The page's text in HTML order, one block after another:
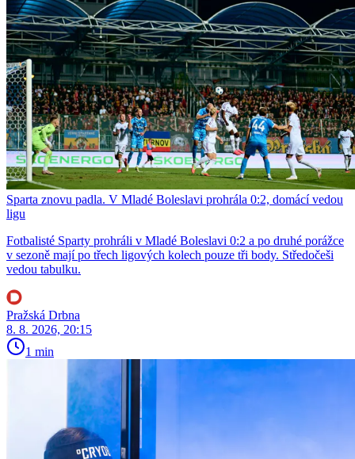
Sparta znovu padla. V Mladé Boleslavi prohrála 0:2, domácí vedou
ligu
Fotbalisté Sparty prohráli v Mladé Boleslavi 0:2 a po druhé porážce
v sezoně mají po třech ligových kolech pouze tři body. Středočeši
vedou tabulku.
Pražská Drbna
8. 8. 2026, 20:15
1 min